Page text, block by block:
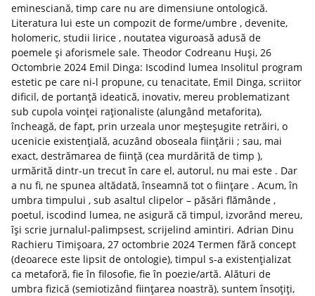
eminesciană, timp care nu are dimensiune ontologică.
Literatura lui este un compozit de forme/umbre , devenite,
holomeric, studii lirice , noutatea viguroasă adusă de
poemele și aforismele sale. Theodor Codreanu Huși, 26
Octombrie 2024 Emil Dinga: Iscodind lumea Insolitul program
estetic pe care ni-l propune, cu tenacitate, Emil Dinga, scriitor
dificil, de portanță ideatică, inovativ, mereu problematizant
sub cupola voinței raționaliste (alungând metaforita),
încheagă, de fapt, prin urzeala unor meșteșugite retrăiri, o
ucenicie existențială, acuzând oboseala ființării ; sau, mai
exact, destrămarea de ființă (cea murdărită de timp ),
urmărită dintr-un trecut în care el, autorul, nu mai este . Dar
a nu fi, ne spunea altădată, înseamnă tot o ființare . Acum, în
umbra timpului , sub asaltul clipelor – păsări flămânde ,
poetul, iscodind lumea, ne asigură că timpul, izvorând mereu,
își scrie jurnalul-palimpsest, scrijelind amintiri. Adrian Dinu
Rachieru Timișoara, 27 octombrie 2024 Termen fără concept
(deoarece este lipsit de ontologie), timpul s-a existențializat
ca metaforă, fie în filosofie, fie în poezie/artă. Alături de
umbra fizică (semiotizând ființarea noastră), suntem însoțiți,